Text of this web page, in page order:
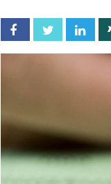
Facebook Twitter